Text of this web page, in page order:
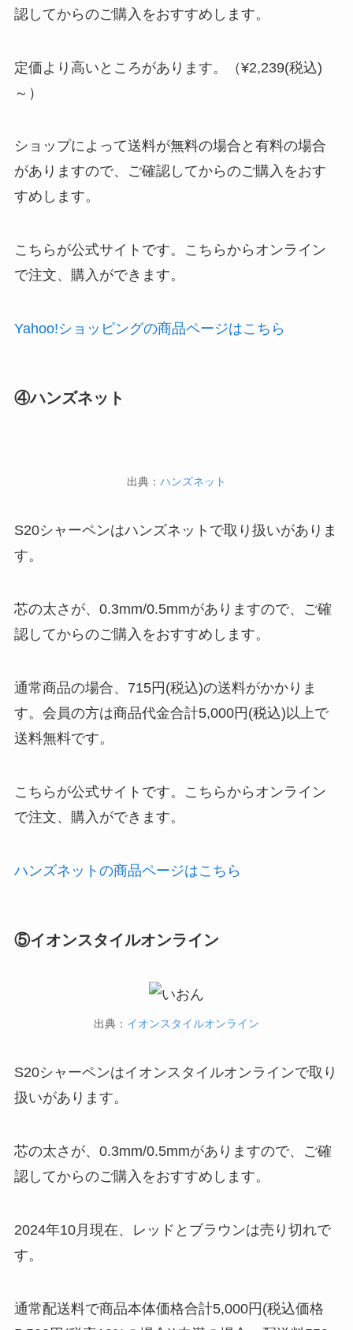
認してからのご購入をおすすめします。
定価より高いところがあります。（¥2,239(税込)
～）
ショップによって送料が無料の場合と有料の場合
がありますので、ご確認してからのご購入をおす
すめします。
こちらが公式サイトです。こちらからオンライン
で注文、購入ができます。
Yahoo!ショッピングの商品ページはこちら
④ハンズネット
出典： ハンズネット
S20シャーペンはハンズネットで取り扱いがありま
す。
芯の太さが、0.3mm/0.5mmがありますので、ご確
認してからのご購入をおすすめします。
通常商品の場合、715円(税込)の送料がかかりま
す。会員の方は商品代金合計5,000円(税込)以上で
送料無料です。
こちらが公式サイトです。こちらからオンライン
で注文、購入ができます。
ハンズネットの商品ページはこちら
⑤イオンスタイルオンライン
出典： イオンスタイルオンライン
S20シャーペンはイオンスタイルオンラインで取り
扱いがあります。
芯の太さが、0.3mm/0.5mmがありますので、ご確
認してからのご購入をおすすめします。
2024年10月現在、レッドとブラウンは売り切れで
す。
通常配送料で商品本体価格合計5,000円(税込価格